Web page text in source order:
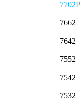
7702P
7662
7642
7552
7542
7532